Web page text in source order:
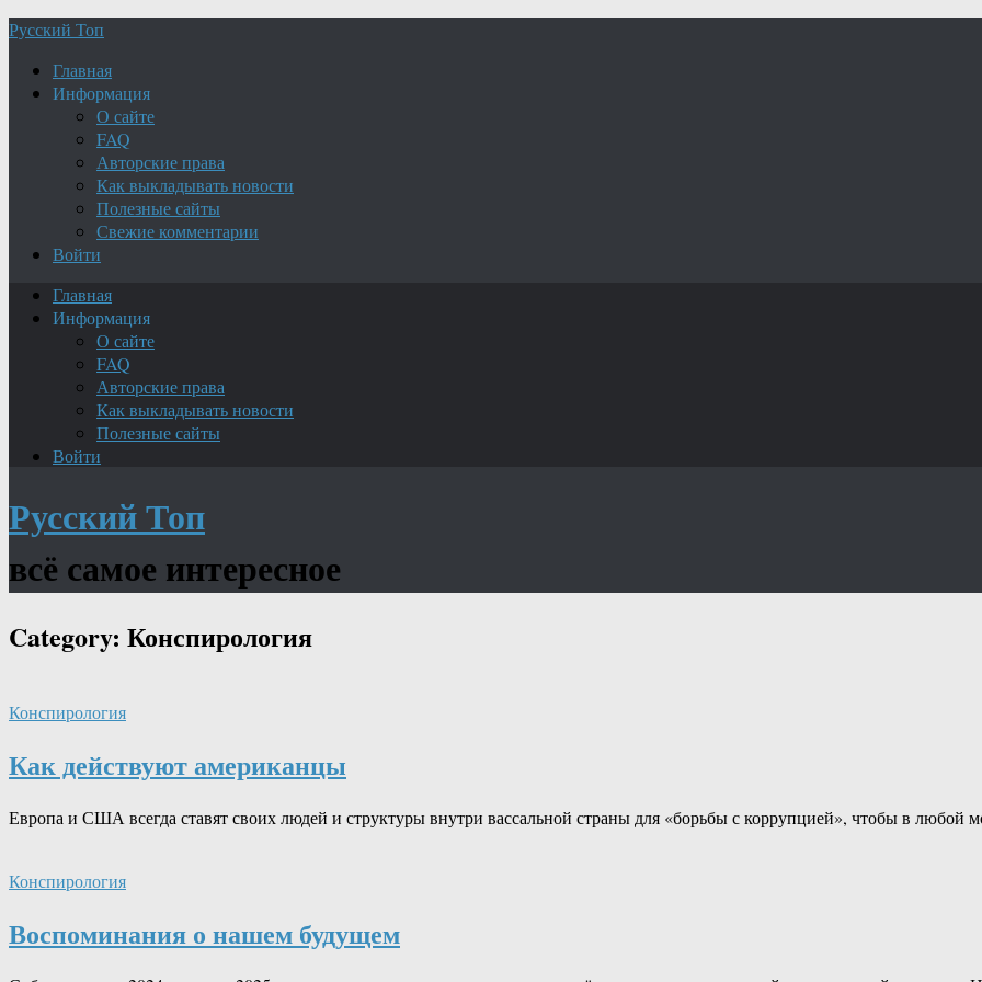
Русский Топ
Главная
Информация
О сайте
FAQ
Авторские права
Как выкладывать новости
Полезные сайты
Свежие комментарии
Войти
Главная
Информация
О сайте
FAQ
Авторские права
Как выкладывать новости
Полезные сайты
Войти
Русский Топ
всё самое интересное
Category: Конспирология
Конспирология
Как действуют американцы
Европа и США всегда ставят своих людей и структуры внутри вассальной страны для «борьбы с коррупцией», чтобы в любой
Конспирология
Воспоминания о нашем будущем